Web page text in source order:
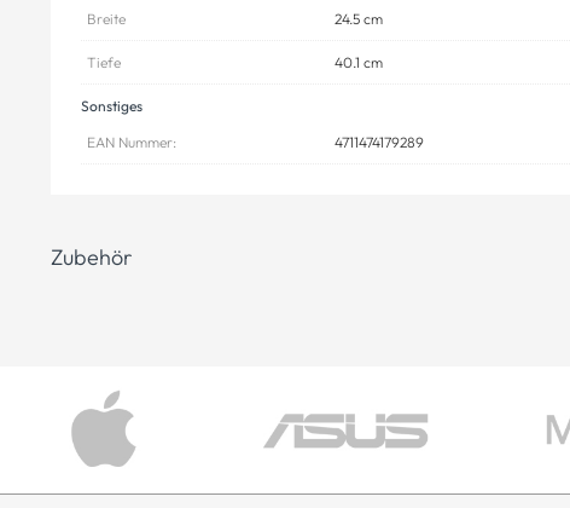
Breite
24.5 cm
Tiefe 40.1 cm
Sonstiges
EAN Nummer:
4711474179289
Zubehör